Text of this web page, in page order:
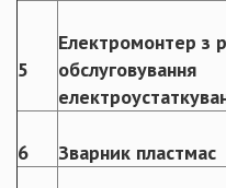
5
Електромонтер з
обслуговування
6 Зварник пластмас